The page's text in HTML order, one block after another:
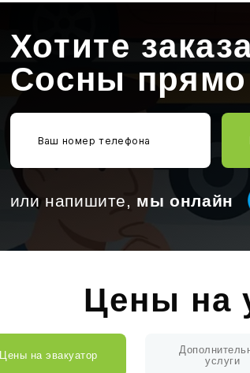
Хотите
Сосны прямо
или напишите, мы онлайн
Цены на
Цены на эвакуатор
услуги